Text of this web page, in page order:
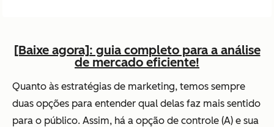
[Baixe agora]: guia completo para a análise
de mercado eficiente!
Quanto às estratégias de marketing, temos sempre
duas opções para entender qual delas faz mais sentido
para o público. Assim, há a opção de controle (A) e sua